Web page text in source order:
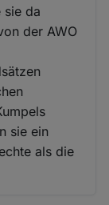
sie da
der AWO
sie ein
als die